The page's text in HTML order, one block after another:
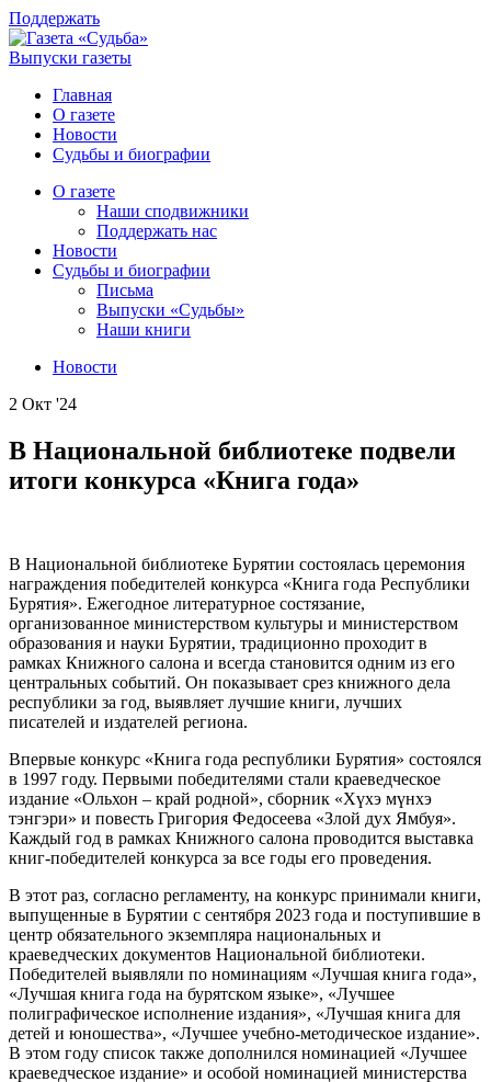
Поддержать
Выпуски газеты
Главная
О газете
Новости
Судьбы и биографии
О газете
Наши сподвижники
Поддержать нас
Новости
Судьбы и биографии
Письма
Выпуски «Судьбы»
Наши книги
Новости
2 Окт '24
В Национальной библиотеке подвели
итоги конкурса «Книга года»
В Национальной библиотеке Бурятии состоялась церемония
награждения победителей конкурса «Книга года Республики
Бурятия». Ежегодное литературное состязание,
организованное министерством культуры и министерством
образования и науки Бурятии, традиционно проходит в
рамках Книжного салона и всегда становится одним из его
центральных событий. Он показывает срез книжного дела
республики за год, выявляет лучшие книги, лучших
писателей и издателей региона.
Впервые конкурс «Книга года республики Бурятия» состоялся
в 1997 году. Первыми победителями стали краеведческое
издание «Ольхон – край родной», сборник «Хүхэ мүнхэ
тэнгэри» и повесть Григория Федосеева «Злой дух Ямбуя».
Каждый год в рамках Книжного салона проводится выставка
книг-победителей конкурса за все годы его проведения.
В этот раз, согласно регламенту, на конкурс принимали книги,
выпущенные в Бурятии с сентября 2023 года и поступившие в
центр обязательного экземпляра национальных и
краеведческих документов Национальной библиотеки.
Победителей выявляли по номинациям «Лучшая книга года»,
«Лучшая книга года на бурятском языке», «Лучшее
полиграфическое исполнение издания», «Лучшая книга для
детей и юношества», «Лучшее учебно-методическое издание».
В этом году список также дополнился номинацией «Лучшее
краеведческое издание» и особой номинацией министерства